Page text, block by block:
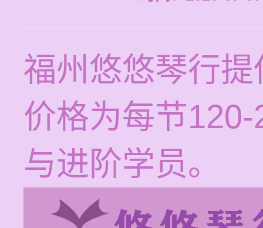
福州悠悠琴行
价格为每节
与进阶学员。